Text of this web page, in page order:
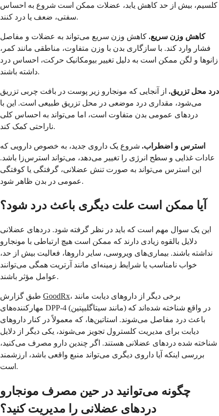
کلسیم، بیش از حد کاهش یابد، عضلات ممکن است شروع به احساس
سفتی، ضعف یا درد کنند.
کاهش وزن سریع. کاهش وزن سریع می‌تواند به عضلات و مفاصل
فشار وارد کند. با سازگاری بدن با وزن متفاوت، مناطقی مانند کمر،
زانوها و لگن ممکن است به دلیل تغییر بیومکانیک حرکت، احساس درد
داشته باشند.
درد محل تزریق. از آنجایی که مونجارو زیر پوست در بافت چربی تزریق
می‌شود، مقداری درد موضعی در محل تزریق طبیعی است. این با
دردهای عمومی بدن متفاوت است، اما می‌تواند به احساس کلی
ناراحتی کمک کند.
استرس و اضطراب. شروع یک داروی جدید، به خصوص دارویی که
عادات غذایی و سطح انرژی را تغییر می‌دهد، می‌تواند استرس‌زا باشد.
این استرس می‌تواند به صورت تنش عضلانی، گرفتگی یا کوفتگی
عمومی در بدن ظاهر شود.
آیا ممکن است علت دیگری باعث درد شود؟
این یک سوال مهم است که باید در نظر گرفته شود. دردهای عضلانی
دلایل بالقوه زیادی دارند که ممکن است هیچ ارتباطی با مونجارو
نداشته باشند. بیماری‌های ویروسی، سایر داروها، فعالیت بیش از حد،
خواب نامناسب یا شرایط زمینه‌ای مانند آرتریت همگی می‌توانند
عوامل مؤثر باشند.
GoodRx، برخی دیگر از داروهای دیابت مانند
مهارکننده‌های DPP-4 (مانند سیتاگلیپتین) در واقع شناخته شده‌اند که
باعث درد مفاصل می‌شوند. استاتین‌ها، که معمولاً در کنار داروهای
دیابت برای مدیریت کلسترول تجویز می‌شوند، یکی دیگر از دلایل
شناخته شده دردهای عضلانی هستند. اگر چندین دارو مصرف می‌کنید،
بررسی اینکه آیا داروی دیگری می‌تواند منبع واقعی باشد، ارزشمند
است.
چگونه می‌توانید در حین مصرف مونجارو
دردهای عضلانی را مدیریت کنید؟